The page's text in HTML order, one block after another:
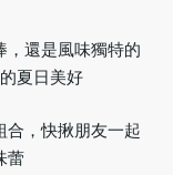
，還是風味獨特的
夏日美好
合，快揪朋友一起
蕾